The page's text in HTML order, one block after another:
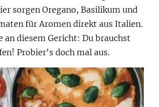
sorgen Oregano, Basilikum und
für Aromen direkt aus Italien.
an diesem Gericht: Du brauchst
Probier's doch mal aus.